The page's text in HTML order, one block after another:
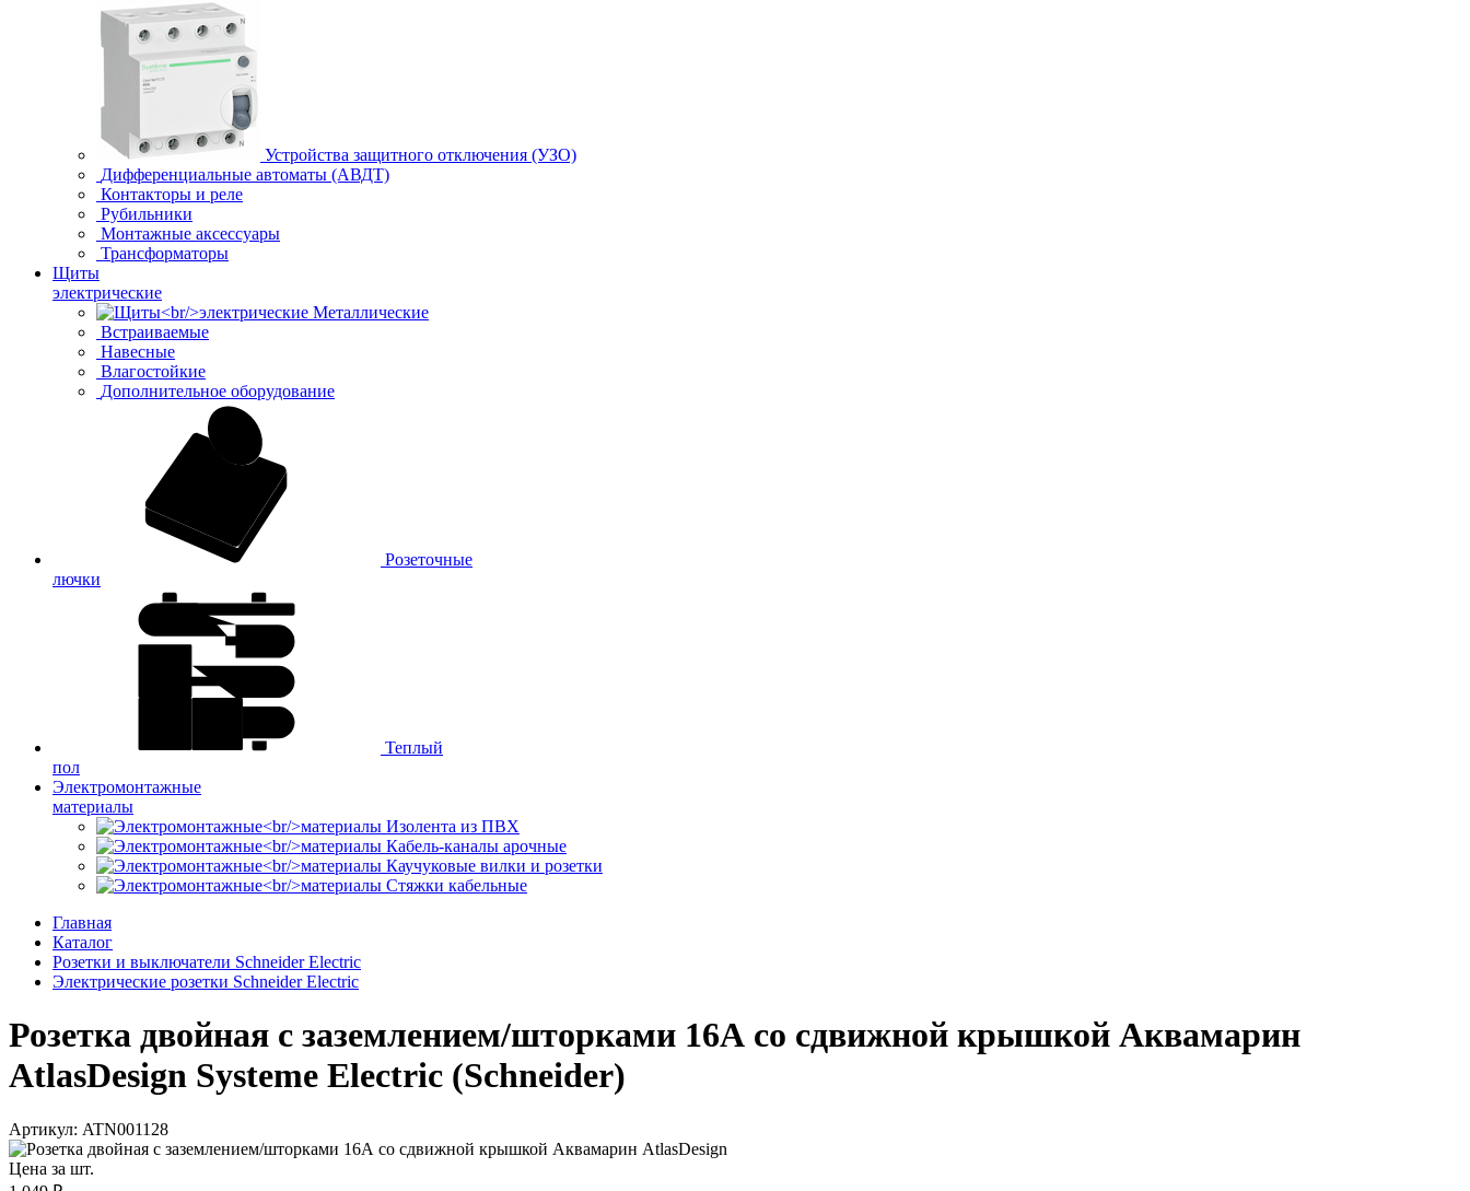
Устройства защитного отключения (УЗО)
Дифференциальные автоматы (АВДТ)
Контакторы и реле
Рубильники
Монтажные аксессуары
Трансформаторы
Щиты
электрические
Металлические
Встраиваемые
Навесные
Влагостойкие
Дополнительное оборудование
Розеточные
лючки
Теплый
пол
Электромонтажные
материалы
Изолента из ПВХ
Кабель-каналы арочные
Каучуковые вилки и розетки
Стяжки кабельные
Главная
Каталог
Розетки и выключатели Schneider Electric
Электрические розетки Schneider Electric
Розетка двойная с заземлением/шторками 16А со сдвижной крышкой Аквамарин
AtlasDesign Systeme Electric (Schneider)
Артикул: ATN001128
Цена за шт.